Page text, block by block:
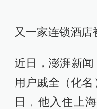
又一家连锁酒店
近日，澎湃新闻
用户戚全（化
日，他入住上